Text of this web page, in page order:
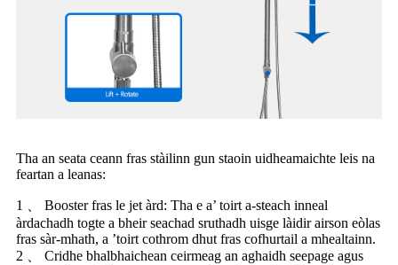
Tha an seata ceann fras stàilinn gun staoin uidheamaichte leis na
feartan a leanas:
1 、 Booster fras le jet àrd: Tha e a’ toirt a-steach inneal
àrdachadh togte a bheir seachad sruthadh uisge làidir airson eòlas
fras sàr-mhath, a ’toirt cothrom dhut fras cofhurtail a mhealtainn.
2 、 Cridhe bhalbhaichean ceirmeag an aghaidh seepage agus